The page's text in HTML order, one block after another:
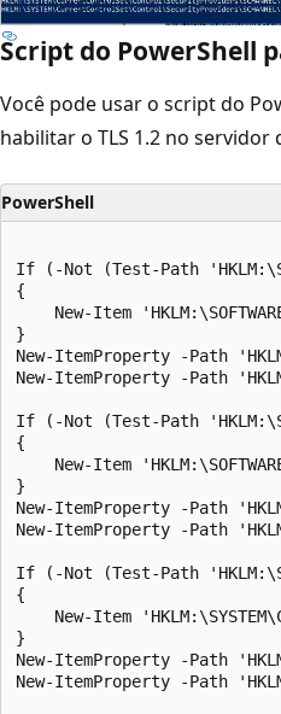
Script do PowerShell
Você pode usar o script do
habilitar o TLS 1.2 no
PowerShell
If (-Not (Test-Path
{
New-Item
}
New-ItemProperty -Path
New-ItemProperty -Path
If (-Not (Test-Path
{
New-Item
}
New-ItemProperty -Path
New-ItemProperty -Path
If (-Not (Test-Path
{
New-Item
}
New-ItemProperty -Path
New-ItemProperty -Path